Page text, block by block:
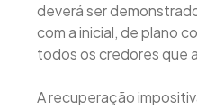
deverá ser
com a inicial, de plano
todos os credores que
A recuperação